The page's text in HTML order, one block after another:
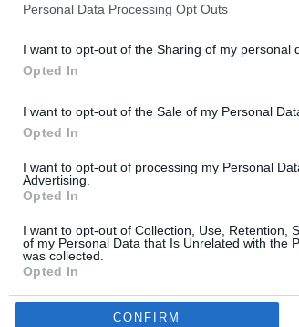
Personal Data Processing Opt Outs
I want to opt-out of the Sharing of my personal
Opted In
I want to opt-out of the Sale of my Personal
Opted In
I want to opt-out of processing my Personal
Advertising.
Opted In
I want to opt-out of Collection, Use, Retention,
of my Personal Data that Is Unrelated with the
was collected.
Opted In
CONFIRM
NOTICIAS
FORO: "Se ruega mantenga
favor, no abuse de las mayúsculas e intente